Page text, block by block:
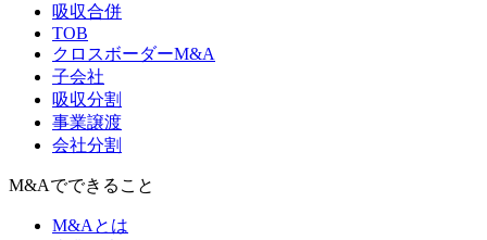
吸収合併
TOB
クロスボーダーM&A
子会社
吸収分割
事業譲渡
会社分割
M&Aでできること
M&Aとは